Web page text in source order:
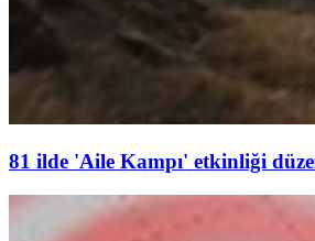
81 ilde 'Aile Kampı' etkinliği